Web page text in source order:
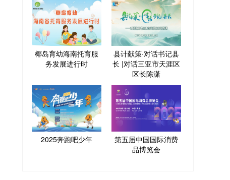
椰岛育幼海南托育服
务发展进行时
县计献策·对话书记县
长 |对话三亚市天涯区
区长陈潇
2025奔跑吧少年
第五届中国国际消费
品博览会